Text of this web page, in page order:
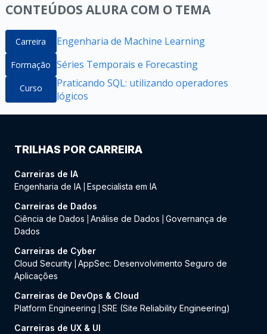
CONTEÚDOS ALURA COM O TEMA
Carreira Engenharia de Machine Learning
Formação Séries Temporais e Forecasting
Curso
Praticando SQL: utilizando operadores
lógicos
TRILHAS POR CARREIRA
Carreiras de IA
Engenharia de IA Especialista em IA
Carreiras de Dados
Ciência de Dados
Análise de Dados
Governança de
Dados
Carreiras de Cyber
Cloud Security AppSec: Desenvolvimento Seguro de
Aplicações
Carreiras de DevOps & Cloud
Platform Engineering
SRE (Site Reliability Engineering)
Carreiras de UX & UI